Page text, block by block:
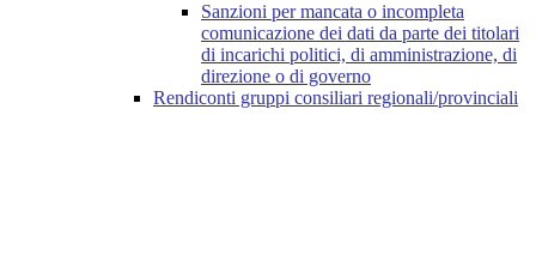
Sanzioni per mancata o incompleta
comunicazione dei dati da parte dei titolari
di incarichi politici, di amministrazione, di
direzione o di governo
Rendiconti gruppi consiliari regionali/provinciali